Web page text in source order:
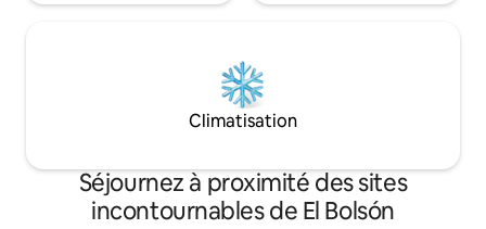
Climatisation
Séjournez à proximité des sites
incontournables de El Bolsón